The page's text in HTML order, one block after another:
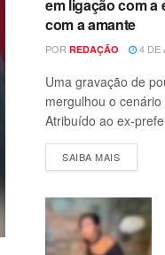
em ligação com a
com a amante
POR REDAÇÃO 4 DE
Uma gravação de
mergulhou o
Atribuído ao ex-
SAIBA MAIS